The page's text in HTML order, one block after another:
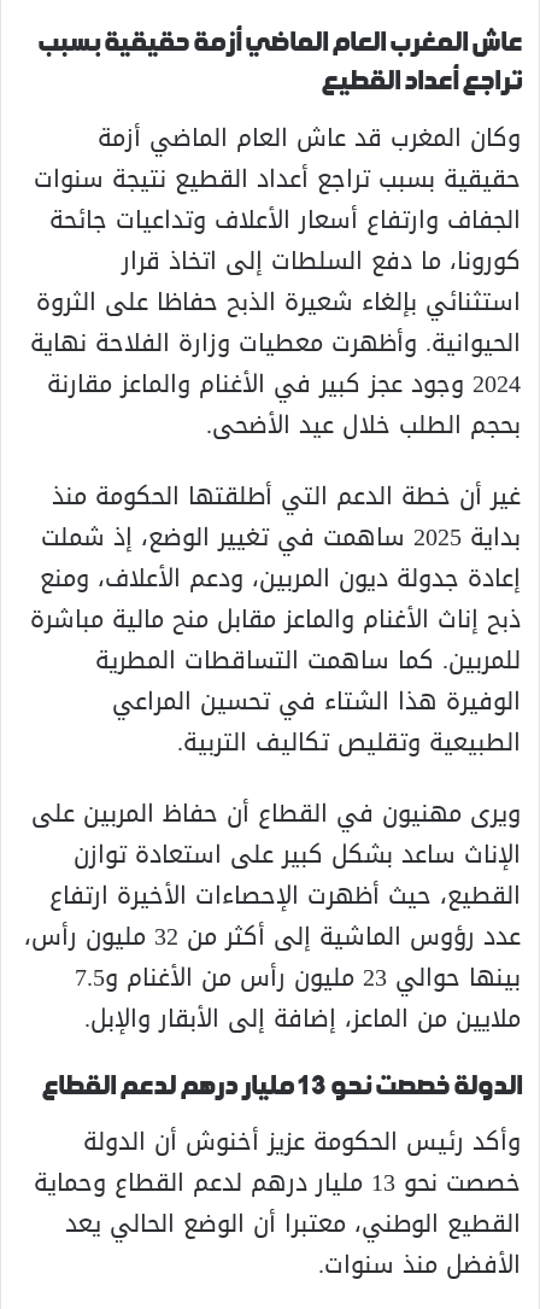
عاش المغرب العام الماضي أزمة حقيقية بسبب
تراجع أعداد القطيع
وكان المغرب قد عاش العام الماضي أزمة
حقيقية بسبب تراجع أعداد القطيع نتيجة سنوات
الجفاف وارتفاع أسعار الأعلاف وتداعيات جائحة
كورونا، ما دفع السلطات إلى اتخاذ قرار
استثنائي بإلغاء شعيرة الذبح حفاظا على الثروة
الحيوانية. وأظهرت معطيات وزارة الفلاحة نهاية
2024 وجود عجز كبير في الأغنام والماعز مقارنة
بحجم الطلب خلال عيد الأضحى.
غير أن خطة الدعم التي أطلقتها الحكومة منذ
بداية 2025 ساهمت في تغيير الوضع، إذ شملت
إعادة جدولة ديون المربين، ودعم الأعلاف، ومنع
ذبح إناث الأغنام والماعز مقابل منح مالية مباشرة
للمربين. كما ساهمت التساقطات المطرية
الوفيرة هذا الشتاء في تحسين المراعي
الطبيعية وتقليص تكاليف التربية.
ويرى مهنيون في القطاع أن حفاظ المربين على
الإناث ساعد بشكل كبير على استعادة توازن
القطيع، حيث أظهرت الإحصاءات الأخيرة ارتفاع
عدد رؤوس الماشية إلى أكثر من 32 مليون رأس،
بينها حوالي 23 مليون رأس من الأغنام و7.5
ملايين من الماعز، إضافة إلى الأبقار والإبل.
الدولة خصصت نحو 13 مليار درهم لدعم القطاع
وأكد رئيس الحكومة عزيز أخنوش أن الدولة
خصصت نحو 13 مليار درهم لدعم القطاع وحماية
القطيع الوطني، معتبرا أن الوضع الحالي يعد
الأفضل منذ سنوات.